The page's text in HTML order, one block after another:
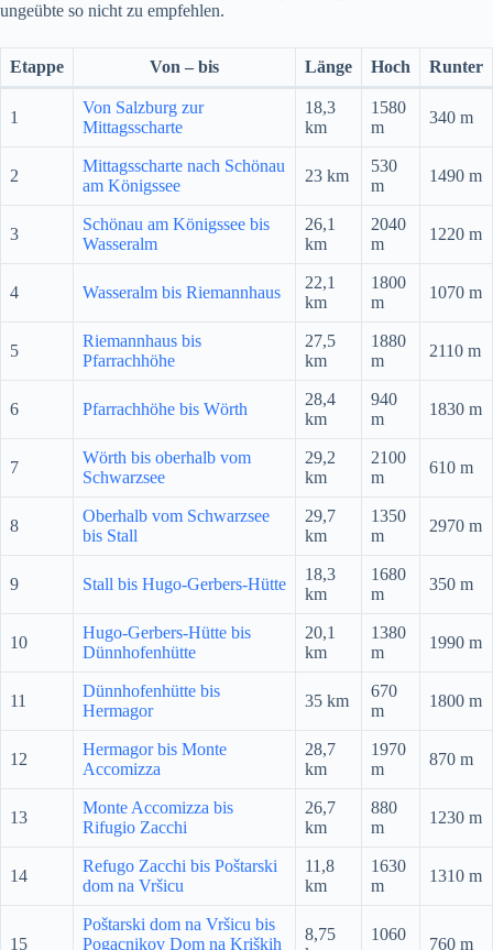
ungeübte so nicht zu empfehlen.
Etappe Von – bis Länge Hoch Runter
1
Von Salzburg zur
Mittagsscharte
18,3
km
1580
m
340 m
2
Mittagsscharte nach Schönau
am Königssee
23 km
530
m
1490 m
3
Schönau am Königssee bis
Wasseralm
26,1
km
2040
m
1220 m
4 Wasseralm bis Riemannhaus
22,1
km
1800
m
1070 m
5
Riemannhaus bis
Pfarrachhöhe
27,5
km
1880
m
2110 m
6 Pfarrachhöhe bis Wörth
28,4
km
940
m
1830 m
7
Wörth bis oberhalb vom
Schwarzsee
29,2
km
2100
m
610 m
8
Oberhalb vom Schwarzsee
bis Stall
29,7
km
1350
m
2970 m
9 Stall bis Hugo-Gerbers-Hütte
18,3
km
1680
m
350 m
10
Hugo-Gerbers-Hütte bis
Dünnhofenhütte
20,1
km
1380
m
1990 m
11
Dünnhofenhütte bis
Hermagor
35 km
670
m
1800 m
12
Hermagor bis Monte
Accomizza
28,7
km
1970
m
870 m
13
Monte Accomizza bis
Rifugio Zacchi
26,7
km
880
m
1230 m
14
Refugo Zacchi bis Poštarski
dom na Vršicu
11,8
km
1630
m
1310 m
15
Poštarski dom na Vršicu bis
Pogacnikov Dom na Kriških
8,75
1060
760 m